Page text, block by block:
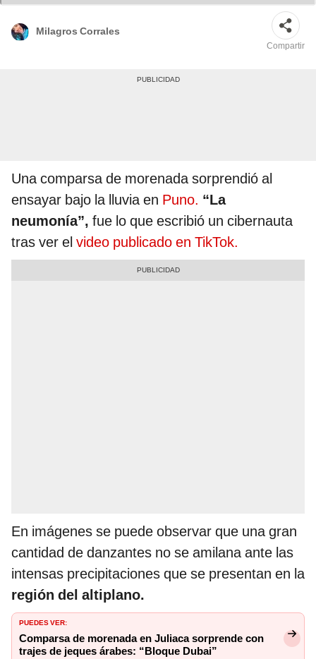
Milagros Corrales
Compartir
Una comparsa de morenada sorprendió al
ensayar bajo la lluvia en Puno. “La
neumonía”, fue lo que escribió un cibernauta
tras ver el video publicado en TikTok.
En imágenes se puede observar que una gran
cantidad de danzantes no se amilana ante las
intensas precipitaciones que se presentan en la
región del altiplano.
PUEDES VER:
Comparsa de morenada en Juliaca sorprende con
trajes de jeques árabes: “Bloque Dubai”